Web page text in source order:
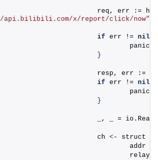
req, err :=
api.bilibili.com/x/report/click/now"
if err != nil
panic
}
resp, err :=
if err != nil
panic
}
				_, _ = io.
				ch
< - struct
addr